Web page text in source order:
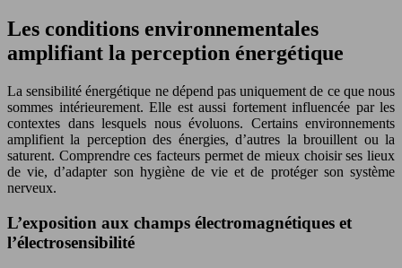
Les conditions environnementales
amplifiant la perception énergétique
La sensibilité énergétique ne dépend pas uniquement de ce que nous
sommes intérieurement. Elle est aussi fortement influencée par les
contextes dans lesquels nous évoluons. Certains environnements
amplifient la perception des énergies, d’autres la brouillent ou la
saturent. Comprendre ces facteurs permet de mieux choisir ses lieux
de vie, d’adapter son hygiène de vie et de protéger son système
nerveux.
L’exposition aux champs électromagnétiques et
l’électrosensibilité